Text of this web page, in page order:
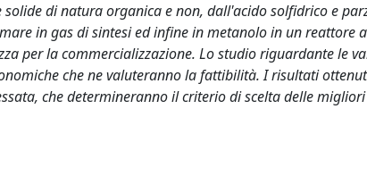
di natura organica e non, dall'acido solfidrico e
in gas di sintesi ed infine in metanolo in un reattore
per la commercializzazione. Lo studio riguardante le
che ne valuteranno la fattibilità. I risultati
che determineranno il criterio di scelta delle